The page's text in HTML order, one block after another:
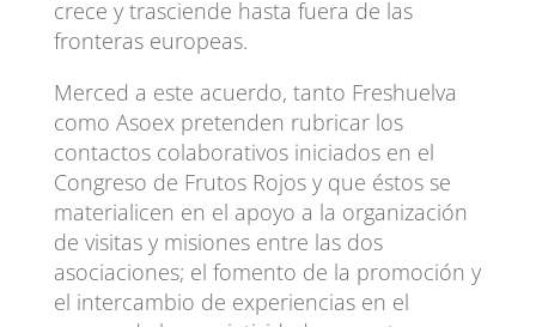
crece y trasciende hasta fuera de las
fronteras europeas.
Merced a este acuerdo, tanto Freshuelva
como Asoex pretenden rubricar los
contactos colaborativos iniciados en el
Congreso de Frutos Rojos y que éstos se
materialicen en el apoyo a la organización
de visitas y misiones entre las dos
asociaciones; el fomento de la promoción y
el intercambio de experiencias en el